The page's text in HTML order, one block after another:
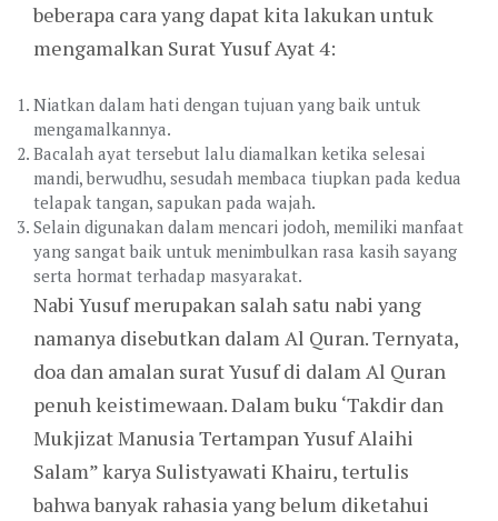
beberapa cara yang dapat kita lakukan untuk
mengamalkan Surat Yusuf Ayat 4:
Niatkan dalam hati dengan tujuan yang baik untuk
mengamalkannya.
Bacalah ayat tersebut lalu diamalkan ketika selesai
mandi, berwudhu, sesudah membaca tiupkan pada kedua
telapak tangan, sapukan pada wajah.
Selain digunakan dalam mencari jodoh, memiliki manfaat
yang sangat baik untuk menimbulkan rasa kasih sayang
serta hormat terhadap masyarakat.
Nabi Yusuf merupakan salah satu nabi yang
namanya disebutkan dalam Al Quran. Ternyata,
doa dan amalan surat Yusuf di dalam Al Quran
penuh keistimewaan. Dalam buku ‘Takdir dan
Mukjizat Manusia Tertampan Yusuf Alaihi
Salam” karya Sulistyawati Khairu, tertulis
bahwa banyak rahasia yang belum diketahui